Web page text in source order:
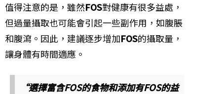
值得注意的是，雖然FOS對健康有很多益處，
但過量攝取也可能會引起一些副作用，如腹脹
和腹瀉。因此，建議逐步增加FOS的攝取量，
讓身體有時間適應。
“選擇富含FOS的食物和添加有FOS的益